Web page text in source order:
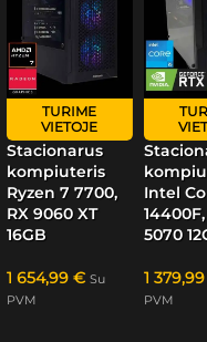
TURIME
VIETOJE
Stacionarus
kompiuteris
Ryzen 7 7700,
RX 9060 XT
16GB
1 654,99 € Su
PVM
Intel
5070
1
PVM